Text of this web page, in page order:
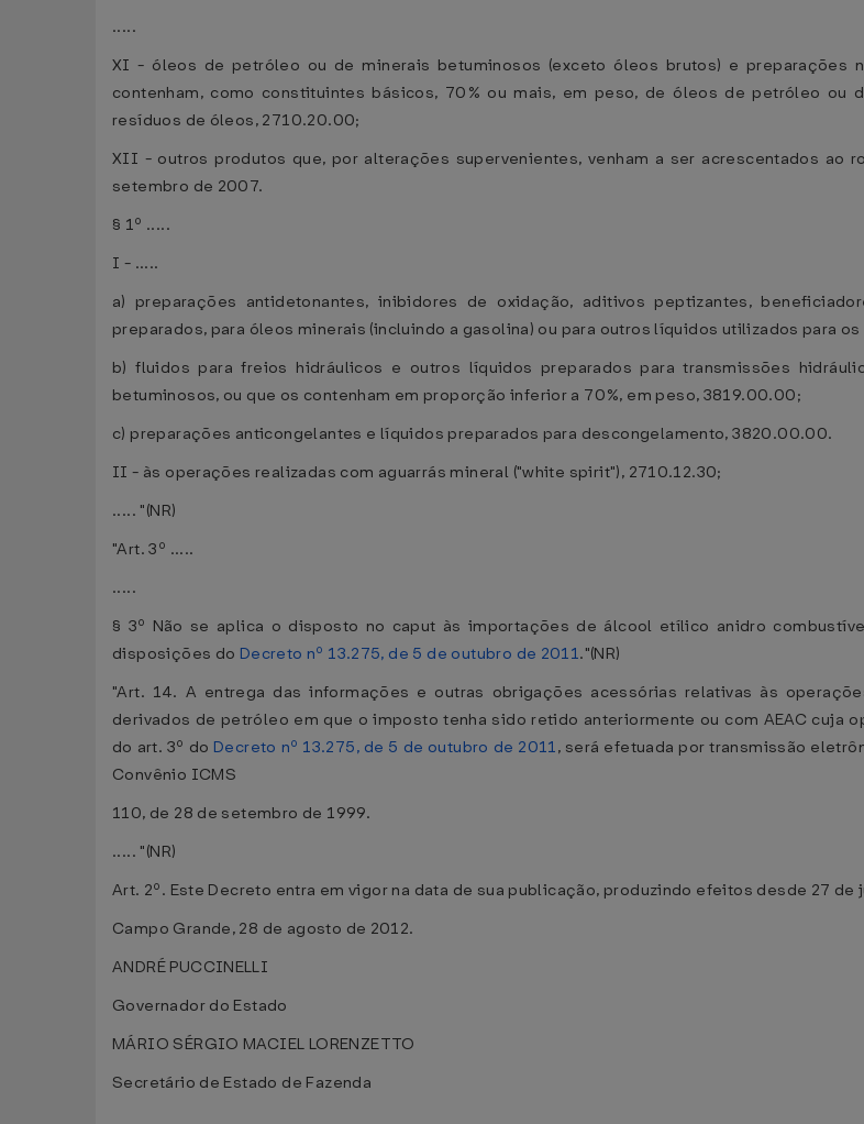
.....
XI - óleos de petróleo ou de minerais betuminosos (exceto óleos brutos) e preparações
contenham, como constituintes básicos, 70% ou mais, em peso, de óleos de petróleo ou
resíduos de óleos, 2710.20.00;
XII - outros produtos que, por alterações supervenientes, venham a ser acrescentados ao
setembro de 2007.
§ 1º .....
I - .....
a) preparações antidetonantes, inibidores de oxidação, aditivos peptizantes,
preparados, para óleos minerais (incluindo a gasolina) ou para outros líquidos utilizados para
b) fluidos para freios hidráulicos e outros líquidos preparados para transmissões
betuminosos, ou que os contenham em proporção inferior a 70%, em peso, 3819.00.00;
c) preparações anticongelantes e líquidos preparados para descongelamento, 3820.00.00.
II - às operações realizadas com aguarrás mineral ("white spirit"), 2710.12.30;
..... "(NR)
"Art. 3º .....
.....
§ 3º Não se aplica o disposto no caput às importações de álcool etílico anidro
disposições do Decreto nº 13.275, de 5 de outubro de 2011."(NR)
"Art. 14. A entrega das informações e outras obrigações acessórias relativas às
derivados de petróleo em que o imposto tenha sido retido anteriormente ou com AEAC cuja
do art. 3º do Decreto nº 13.275, de 5 de outubro de 2011, será efetuada por transmissão
Convênio ICMS
110, de 28 de setembro de 1999.
..... "(NR)
Art. 2º. Este Decreto entra em vigor na data de sua publicação, produzindo efeitos desde 27 de
Campo Grande, 28 de agosto de 2012.
ANDRÉ PUCCINELLI
Governador do Estado
MÁRIO SÉRGIO MACIEL LORENZETTO
Secretário de Estado de Fazenda